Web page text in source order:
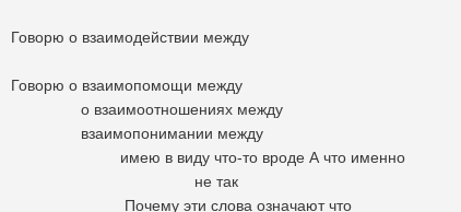
Говорю о взаимодействии между
Говорю о взаимопомощи между
о взаимоотношениях между
взаимопонимании между
имею в виду что-то вроде А что именно
не так
Почему эти слова означают что